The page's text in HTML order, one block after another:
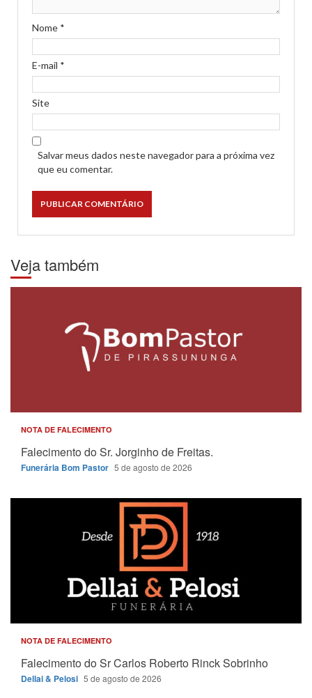
Nome *
E-mail *
Site
Salvar meus dados neste navegador para a próxima vez
que eu comentar.
Veja também
NOTA DE FALECIMENTO
Falecimento do Sr. Jorginho de Freitas.
Funerária Bom Pastor 5 de agosto de 2026
NOTA DE FALECIMENTO
Falecimento do Sr Carlos Roberto Rinck Sobrinho
Dellai & Pelosi 5 de agosto de 2026